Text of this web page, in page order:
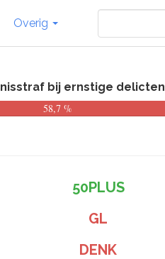
Overig
bij ernstige delicten
58,7 %
50PLUS
GL
DENK